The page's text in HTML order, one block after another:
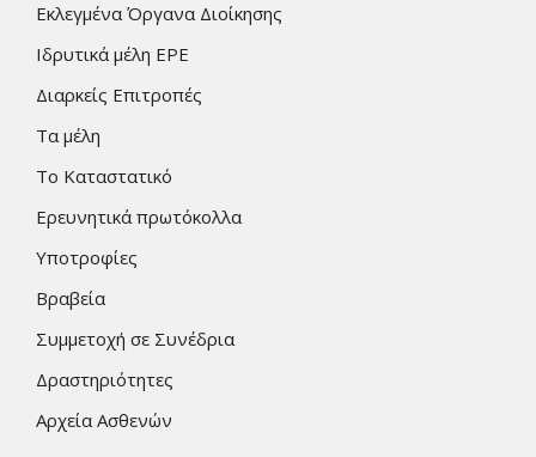
Εκλεγμένα Όργανα Διοίκησης
Ιδρυτικά μέλη ΕΡΕ
Διαρκείς Επιτροπές
Τα μέλη
Το Καταστατικό
Ερευνητικά πρωτόκολλα
Υποτροφίες
Βραβεία
Συμμετοχή σε Συνέδρια
Δραστηριότητες
Αρχεία Ασθενών